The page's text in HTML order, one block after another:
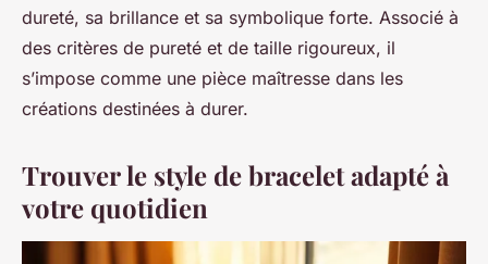
dureté, sa brillance et sa symbolique forte. Associé à
des critères de pureté et de taille rigoureux, il
s’impose comme une pièce maîtresse dans les
créations destinées à durer.
Trouver le style de bracelet adapté à
votre quotidien